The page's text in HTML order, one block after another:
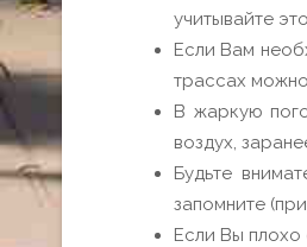
учитывайте
Если Вам
трассах
В жаркую
воздух,
Будьте
запомните
Если Вы плохо